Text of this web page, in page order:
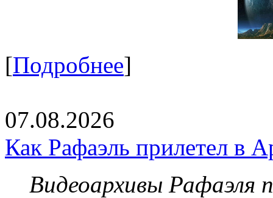
[Подробнее]
07.08.2026
Как Рафаэль прилетел в
Видеоархивы Рафаэля